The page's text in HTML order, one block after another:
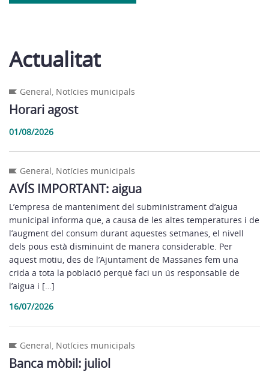
Actualitat
General, Notícies municipals
Horari agost
01/08/2026
General, Notícies municipals
AVÍS IMPORTANT: aigua
L’empresa de manteniment del subministrament d’aigua
municipal informa que, a causa de les altes temperatures i de
l’augment del consum durant aquestes setmanes, el nivell
dels pous està disminuint de manera considerable. Per
aquest motiu, des de l’Ajuntament de Massanes fem una
crida a tota la població perquè faci un ús responsable de
l’aigua i […]
16/07/2026
General, Notícies municipals
Banca mòbil: juliol